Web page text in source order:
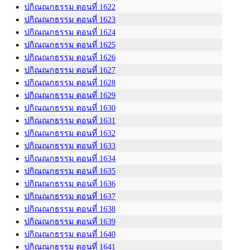
ปกิณณกธรรม ตอนที่ 1622
ปกิณณกธรรม ตอนที่ 1623
ปกิณณกธรรม ตอนที่ 1624
ปกิณณกธรรม ตอนที่ 1625
ปกิณณกธรรม ตอนที่ 1626
ปกิณณกธรรม ตอนที่ 1627
ปกิณณกธรรม ตอนที่ 1628
ปกิณณกธรรม ตอนที่ 1629
ปกิณณกธรรม ตอนที่ 1630
ปกิณณกธรรม ตอนที่ 1631
ปกิณณกธรรม ตอนที่ 1632
ปกิณณกธรรม ตอนที่ 1633
ปกิณณกธรรม ตอนที่ 1634
ปกิณณกธรรม ตอนที่ 1635
ปกิณณกธรรม ตอนที่ 1636
ปกิณณกธรรม ตอนที่ 1637
ปกิณณกธรรม ตอนที่ 1638
ปกิณณกธรรม ตอนที่ 1639
ปกิณณกธรรม ตอนที่ 1640
ปกิณณกธรรม ตอนที่ 1641